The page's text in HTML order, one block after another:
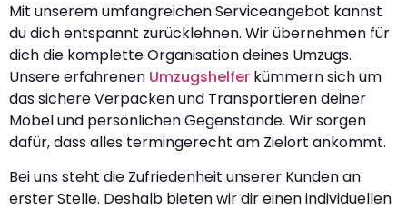
Mit unserem umfangreichen Serviceangebot kannst
du dich entspannt zurücklehnen. Wir übernehmen für
dich die komplette Organisation deines Umzugs.
Unsere erfahrenen Umzugshelfer kümmern sich um
das sichere Verpacken und Transportieren deiner
Möbel und persönlichen Gegenstände. Wir sorgen
dafür, dass alles termingerecht am Zielort ankommt.
Bei uns steht die Zufriedenheit unserer Kunden an
erster Stelle. Deshalb bieten wir dir einen individuellen